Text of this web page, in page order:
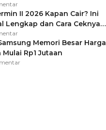
Pakai Jimat di Pakansari
II 2026 Kapan Cair? Ini
Lengkap dan Cara Ceknya
Tidak Hangus!
Memori Besar Harga
Mulai Rp1 Jutaan